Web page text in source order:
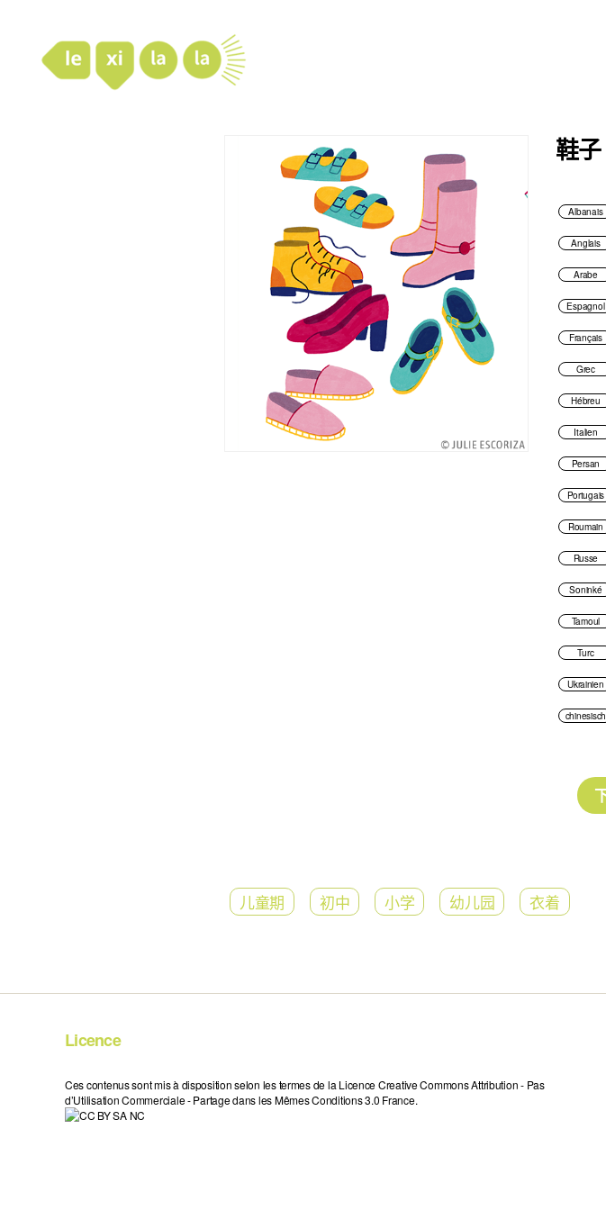
鞋子
Albanais
Anglais
Arabe
Espagnol
Français
Grec
Hébreu
Italien
Persan
Portugais
Roumain
Russe
Soninké
Tamoul
Turc
Ukrainien
chinesisch
儿童期 初中 小学 幼儿园 衣着
Licence
Ces contenus sont mis à disposition selon les termes de la Licence Creative Commons Attribution - Pas
d’Utilisation Commerciale - Partage dans les Mêmes Conditions 3.0 France.